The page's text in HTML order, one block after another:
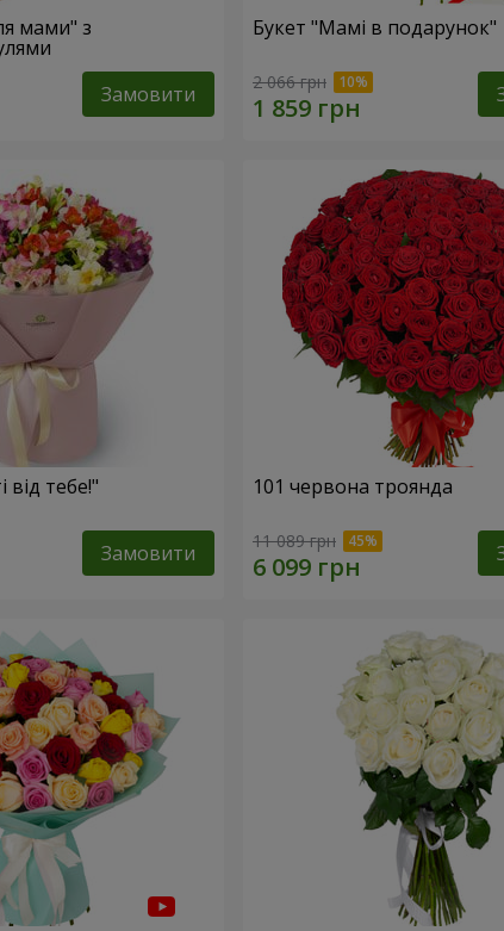
мами" з
Замовити
Букет "Мамі в подарунок"
2 066 грн
від тебе!"
Замовити
101 червона троянда
11 089 грн